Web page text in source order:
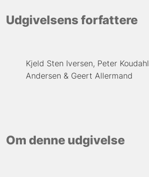
Udgivelsens forfattere
Kjeld Sten Iversen Peter Koudahl
Andersen
Geert Allermand
Om denne udgivelse